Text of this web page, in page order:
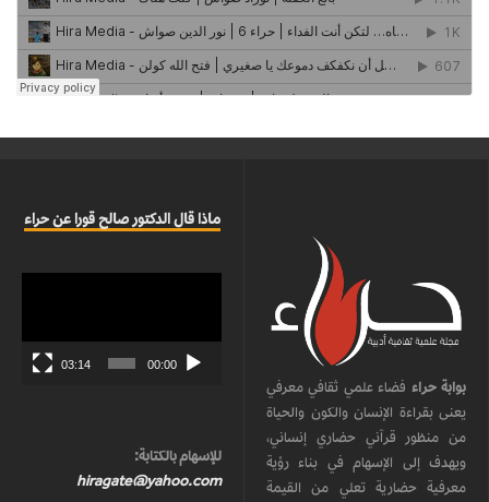
بوابة حراء فضاء علمي ثقافي معرفي
يعنى بقراءة الإنسان والكون والحياة
من منظور قرآني حضاري إنساني،
ويهدف إلى الإسهام في بناء رؤية
معرفية حضارية تعلي من القيمة
ماذا قال الدكتور صالح قورا عن حراء
00:00
03:14
للإسهام بالكتابة:
hiragate@yahoo.com